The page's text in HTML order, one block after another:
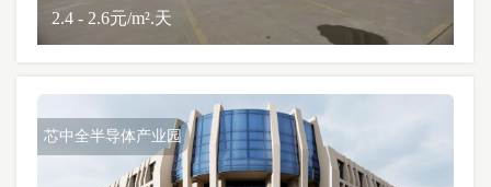
2.4 - 2.6元/m².天
芯中全半导体产业园